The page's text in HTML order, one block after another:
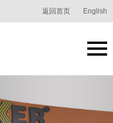
返回首页 English